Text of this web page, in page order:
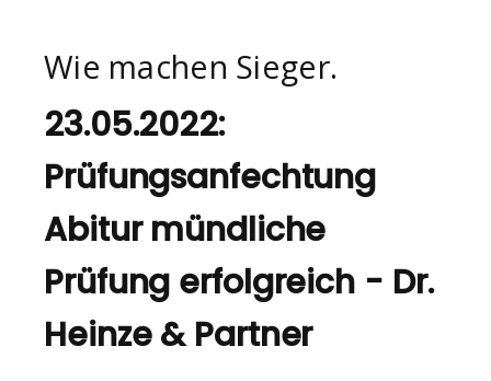
Wie machen Sieger.
23.05.2022:
Prüfungsanfechtung
Abitur mündliche
Prüfung erfolgreich - Dr.
Heinze & Partner